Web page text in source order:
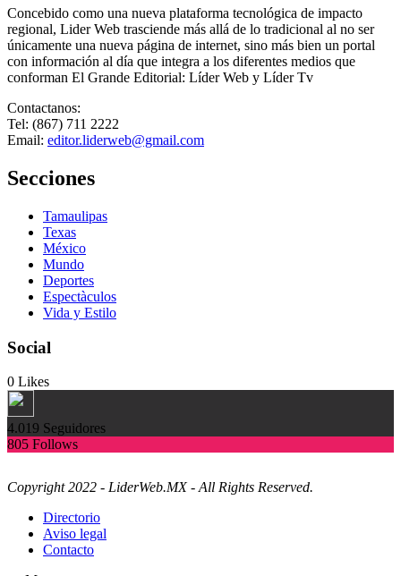
Concebido como una nueva plataforma tecnológica de impacto
regional, Lider Web trasciende más allá de lo tradicional al no ser
únicamente una nueva página de internet, sino más bien un portal
con información al día que integra a los diferentes medios que
conforman El Grande Editorial: Líder Web y Líder Tv
Contactanos:
Tel: (867) 711 2222
Email: editor.liderweb@gmail.com
Secciones
Tamaulipas
Texas
México
Mundo
Deportes
Espectàculos
Vida y Estilo
Social
0 Likes
4.019 Seguidores
805 Follows
Copyright 2022 - LiderWeb.MX - All Rights Reserved.
Directorio
Aviso legal
Contacto